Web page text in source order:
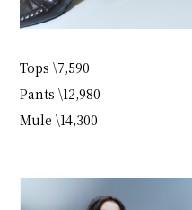
Tops \7,590
Pants \12,980
Mule \14,300